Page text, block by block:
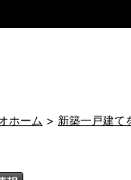
ホーム 新築一戸建て